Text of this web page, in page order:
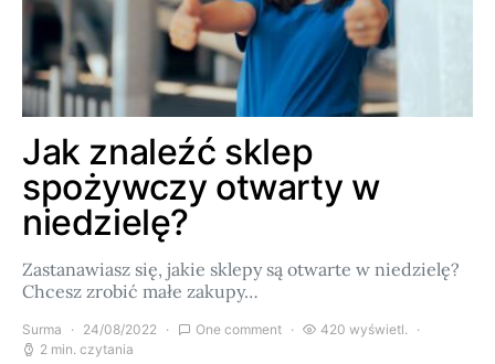
Jak znaleźć sklep
spożywczy otwarty w
niedzielę?
Zastanawiasz się, jakie sklepy są otwarte w niedzielę?
Chcesz zrobić małe zakupy…
Surma 24/08/2022 One comment
420 wyświetl.
2 min. czytania